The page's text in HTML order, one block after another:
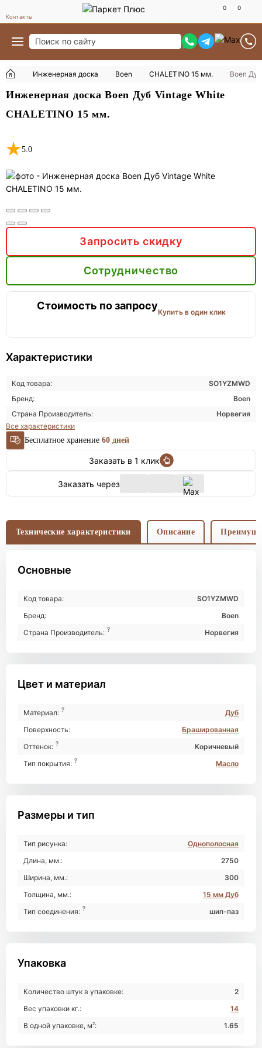
Контакты
Инженерная доска Boen CHALETINO 15 мм. Boen
Инженерная доска Boen Дуб Vintage White
CHALETINO 15 мм.
5.0
Запросить скидку
Сотрудничество
Стоимость по запросуКупить в один клик
Характеристики
Код товара:
SO1YZMWD
Бренд:
Boen
Страна Производитель:
Норвегия
Все характеристики
Бесплатное хранение 60 дней
Заказать в 1 клик
Заказать через
Технические характеристики Описание
Основные
Код товара:
SO1YZMWD
Бренд:
Boen
Страна Производитель: ? Норвегия
Цвет и материал
Материал: ?
Дуб
Поверхность:
Брашированная
Оттенок: ?
Коричневый
Тип покрытия: ? Масло
Размеры и тип
Тип рисунка:
Однополосная
Длина, мм.:
2750
Ширина, мм.:
300
Толщина, мм.:
15 мм Дуб
Тип соединения: ? шип-паз
Упаковка
Количество штук в упаковке:
2
Вес упаковки кг.:
14
В одной упаковке, м2: 1.65